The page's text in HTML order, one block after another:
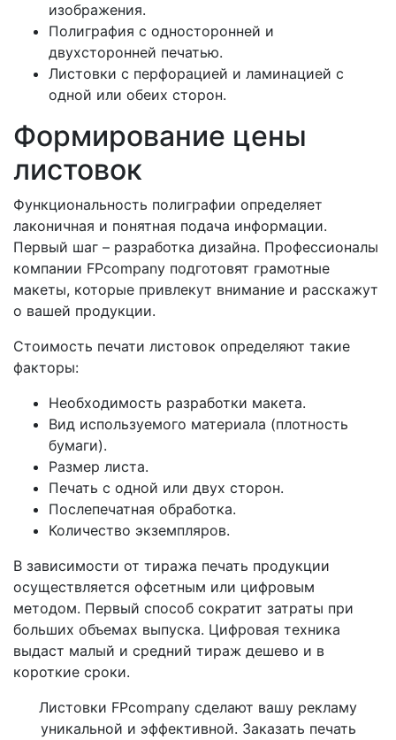
изображения.
Полиграфия с односторонней и
двухсторонней печатью.
Листовки с перфорацией и ламинацией с
одной или обеих сторон.
Формирование цены
листовок
Функциональность полиграфии определяет
лаконичная и понятная подача информации.
Первый шаг – разработка дизайна. Профессионалы
компании FPcompany подготовят грамотные
макеты, которые привлекут внимание и расскажут
о вашей продукции.
Стоимость печати листовок определяют такие
факторы:
Необходимость разработки макета.
Вид используемого материала (плотность
бумаги).
Размер листа.
Печать с одной или двух сторон.
Послепечатная обработка.
Количество экземпляров.
В зависимости от тиража печать продукции
осуществляется офсетным или цифровым
методом. Первый способ сократит затраты при
больших объемах выпуска. Цифровая техника
выдаст малый и средний тираж дешево и в
короткие сроки.
Листовки FPcompany сделают вашу рекламу
уникальной и эффективной. Заказать печать